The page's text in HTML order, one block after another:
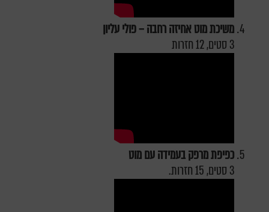
משיכת מוט אחיזה רחבה – פולי עליון
3 סטים, 12 חזרות
כפיפת מרפק בעמידה עם מוט
3 סטים, 15 חזרות.